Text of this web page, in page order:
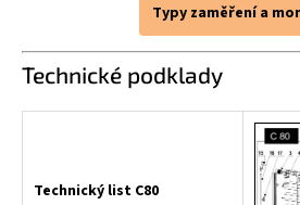
Typy zaměření a
Technické podklady
Technický list C80